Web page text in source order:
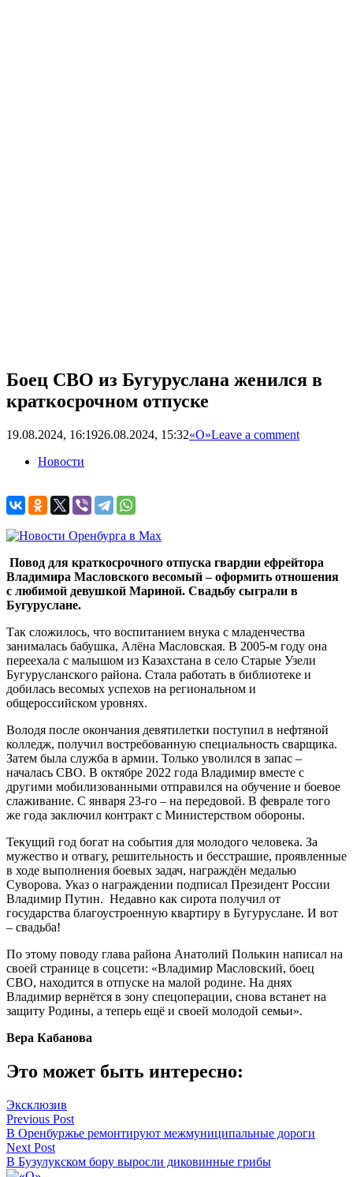
Боец СВО из Бугуруслана женился в
краткосрочном отпуске
19.08.2024, 16:1926.08.2024, 15:32«О»Leave a comment
Новости
Повод для краткосрочного отпуска гвардии ефрейтора
Владимира Масловского весомый – оформить отношения
с любимой девушкой Мариной. Свадьбу сыграли в
Бугуруслане.
Так сложилось, что воспитанием внука с младенчества
занималась бабушка, Алёна Масловская. В 2005-м году она
переехала с малышом из Казахстана в село Старые Узели
Бугурусланского района. Стала работать в библиотеке и
добилась весомых успехов на региональном и
общероссийском уровнях.
Володя после окончания девятилетки поступил в нефтяной
колледж, получил востребованную специальность сварщика.
Затем была служба в армии. Только уволился в запас –
началась СВО. В октябре 2022 года Владимир вместе с
другими мобилизованными отправился на обучение и боевое
слаживание. С января 23-го – на передовой. В феврале того
же года заключил контракт с Министерством обороны.
Текущий год богат на события для молодого человека. За
мужество и отвагу, решительность и бесстрашие, проявленные
в ходе выполнения боевых задач, награждён медалью
Суворова. Указ о награждении подписал Президент России
Владимир Путин. Недавно как сирота получил от
государства благоустроенную квартиру в Бугуруслане. И вот
– свадьба!
По этому поводу глава района Анатолий Полькин написал на
своей странице в соцсети: «Владимир Масловский, боец
СВО, находится в отпуске на малой родине. На днях
Владимир вернётся в зону спецоперации, снова встанет на
защиту Родины, а теперь ещё и своей молодой семьи».
Вера Кабанова
Это может быть интересно:
Эксклюзив
Навигация
по
записям
Previous Post
В Оренбуржье ремонтируют межмуниципальные дороги
Next Post
В Бузулукском бору выросли диковинные грибы